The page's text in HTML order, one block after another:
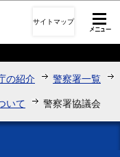
動
サイトマップ
の紹介 警察署一覧
いて 警察署協議会